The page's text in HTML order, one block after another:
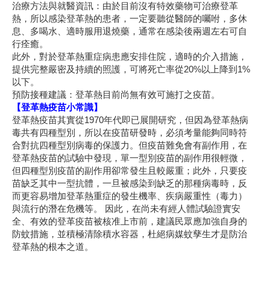
治療方法與就醫資訊：由於目前沒有特效藥物可治療登革
熱，所以感染登革熱的患者，一定要聽從醫師的囑咐，多休
息、多喝水、適時服用退燒藥，通常在感染後兩週左右可自
行痊癒。
此外，對於登革熱重症病患應安排住院，適時的介入措施，
提供完整嚴密及持續的照護，可將死亡率從20%以上降到1%
以下。
預防接種建議：登革熱目前尚無有效可施打之疫苗。
【登革熱疫苗小常識】
登革熱疫苗其實從1970年代即已展開研究，但因為登革熱病
毒共有四種型別，所以在疫苗研發時，必須考量能夠同時符
合對抗四種型別病毒的保護力。但疫苗難免會有副作用，在
登革熱疫苗的試驗中發現，單一型別疫苗的副作用很輕微，
但四種型別疫苗的副作用卻常發生且較嚴重；此外，只要疫
苗缺乏其中一型抗體，一旦被感染到缺乏的那種病毒時，反
而更容易增加登革熱重症的發生機率、疾病嚴重性（毒力）
與流行的潛在危機等。 因此，在尚未有經人體試驗證實安
全、有效的登革疫苗被核准上市前，建議民眾應加強自身的
防蚊措施，並積極清除積水容器，杜絕病媒蚊孳生才是防治
登革熱的根本之道。